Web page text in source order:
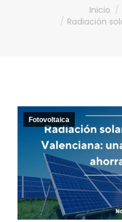
Inicio
Radiación
Fotovoltaica